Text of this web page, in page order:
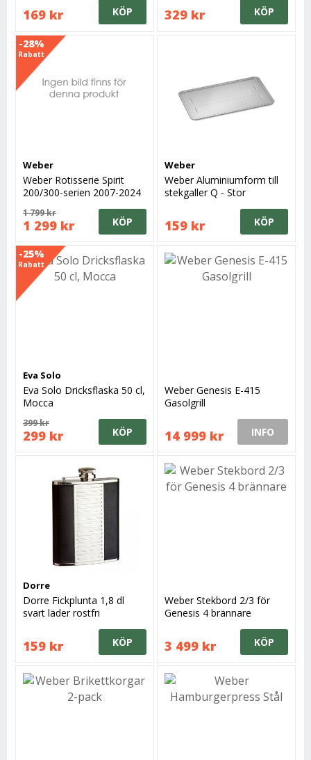
169 kr KÖP 329 kr KÖP
-28%
Rabatt
Weber
Weber Rotisserie Spirit
200/300-serien 2007-2024
1 799 kr
1 299 kr KÖP
Weber
Weber Aluminiumform till
stekgaller Q - Stor
159 kr KÖP
-25%
Rabatt
Eva Solo
Eva Solo Dricksflaska 50 cl,
Mocca
399 kr
299 kr KÖP
Weber Genesis E-415
Gasolgrill
14 999 kr INFO
Dorre
Dorre Fickplunta 1,8 dl
svart läder rostfri
159 kr KÖP
Weber Stekbord 2/3 för
Genesis 4 brännare
3 499 kr KÖP